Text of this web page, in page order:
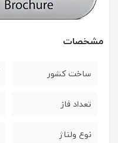
مشخصات
ساخت کشور
تعداد فاز
نوع ولتاژ